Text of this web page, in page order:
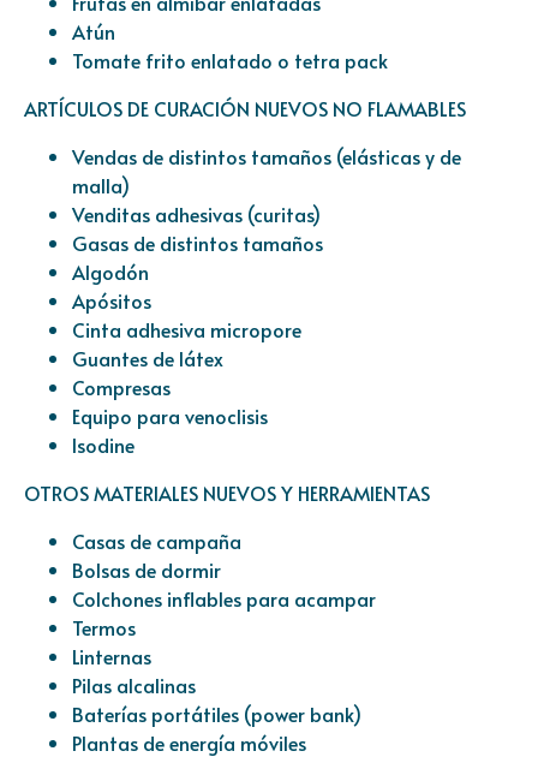
Atún
Tomate frito enlatado o tetra pack
ARTÍCULOS DE CURACIÓN NUEVOS NO FLAMABLES
Vendas de distintos tamaños (elásticas y de
malla)
Venditas adhesivas (curitas)
Gasas de distintos tamaños
Algodón
Apósitos
Cinta adhesiva micropore
Guantes de látex
Compresas
Equipo para venoclisis
Isodine
OTROS MATERIALES NUEVOS Y HERRAMIENTAS
Casas de campaña
Bolsas de dormir
Colchones inflables para acampar
Termos
Linternas
Pilas alcalinas
Baterías portátiles (power bank)
Plantas de energía móviles